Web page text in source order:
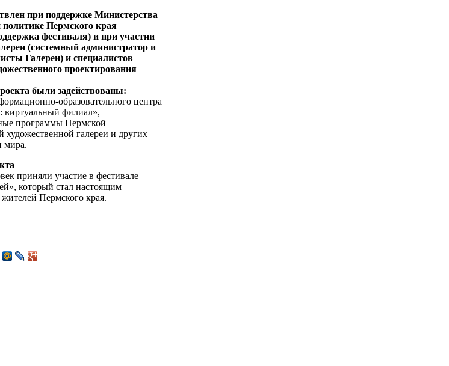
при поддержке Министерства
Пермского края
фестиваля) и при участии
(системный администратор и
Галереи) и специалистов
проектирования
были задействованы:
образовательного центра
виртуальный филиал»,
программы Пермской
художественной галереи и других
мира.
приняли участие в фестивале
который стал настоящим
Пермского края.